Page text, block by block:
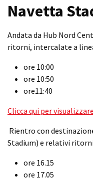
Navetta
Andata da Hub Nord
ritorni, intercalate a
ore 10:00
ore 10:50
ore11:40
Clicca qui per
Rientro con
Stadium) e relativi
ore 16.15
ore 17.05